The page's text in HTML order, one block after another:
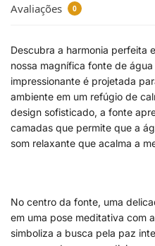
Avaliações 0
Descubra a harmonia perfeita
nossa magnífica fonte de
impressionante é projetada
ambiente em um refúgio de
design sofisticado, a fonte
camadas que permite que a
som relaxante que acalma a
No centro da fonte, uma
em uma pose meditativa com
simboliza a busca pela paz